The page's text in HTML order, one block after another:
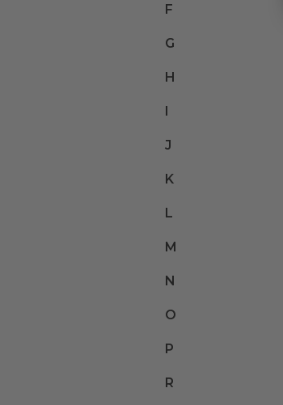
F
G
H
I
J
K
L
M
N
O
P
R